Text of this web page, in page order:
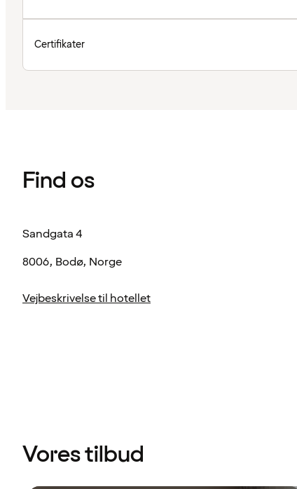
Certifikater
Find os
Sandgata 4
8006, Bodø, Norge
Vejbeskrivelse til hotellet
Vores tilbud